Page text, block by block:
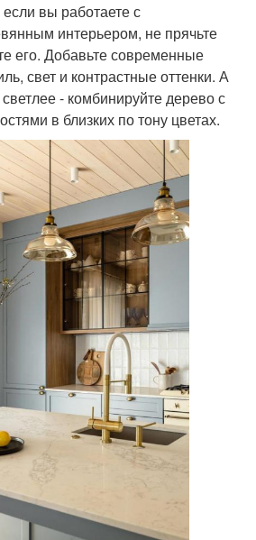
вы работаете с
интерьером, не прячьте
его. Добавьте современные
свет и контрастные оттенки. А
- комбинируйте дерево с
в близких по тону цветах.